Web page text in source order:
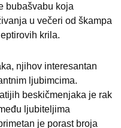
bubašvabu koja
u večeri od škampa
krila.
njihov interesantan
ljubimcima.
beskičmenjaka je rak
ljubiteljima
je porast broja